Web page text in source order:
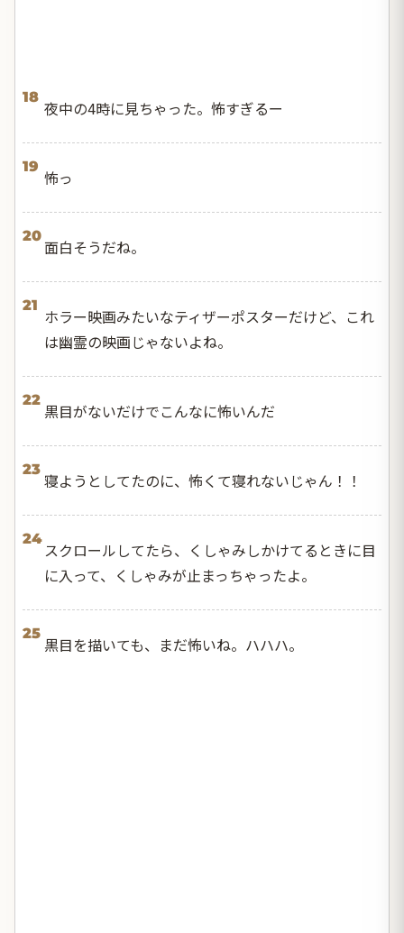
18
夜中の4時に見ちゃった。怖すぎるー
19
怖っ
20
面白そうだね。
21
ホラー映画みたいなティザーポスターだけど、これ
は幽霊の映画じゃないよね。
22
黒目がないだけでこんなに怖いんだ
23
寝ようとしてたのに、怖くて寝れないじゃん！！
24
スクロールしてたら、くしゃみしかけてるときに目
に入って、くしゃみが止まっちゃったよ。
25
黒目を描いても、まだ怖いね。ハハハ。